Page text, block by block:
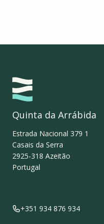
Quinta da Arrábida
Estrada Nacional 379 1
Casais da Serra
2925-318 Azeitão
Portugal
+351 934 876 934